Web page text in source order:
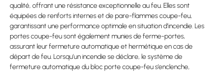
qualité, offrant une résistance exceptionnelle au feu. Elles sont
équipées de renforts internes et de pare-flammes coupe-feu,
garantissant une performance optimale en situation d’incendie. Les
portes coupe-feu sont également munies de ferme-portes,
assurant leur fermeture automatique et hermétique en cas de
départ de feu. Lorsqu’un incendie se déclare, le système de
fermeture automatique du bloc porte coupe-feu s’enclenche,